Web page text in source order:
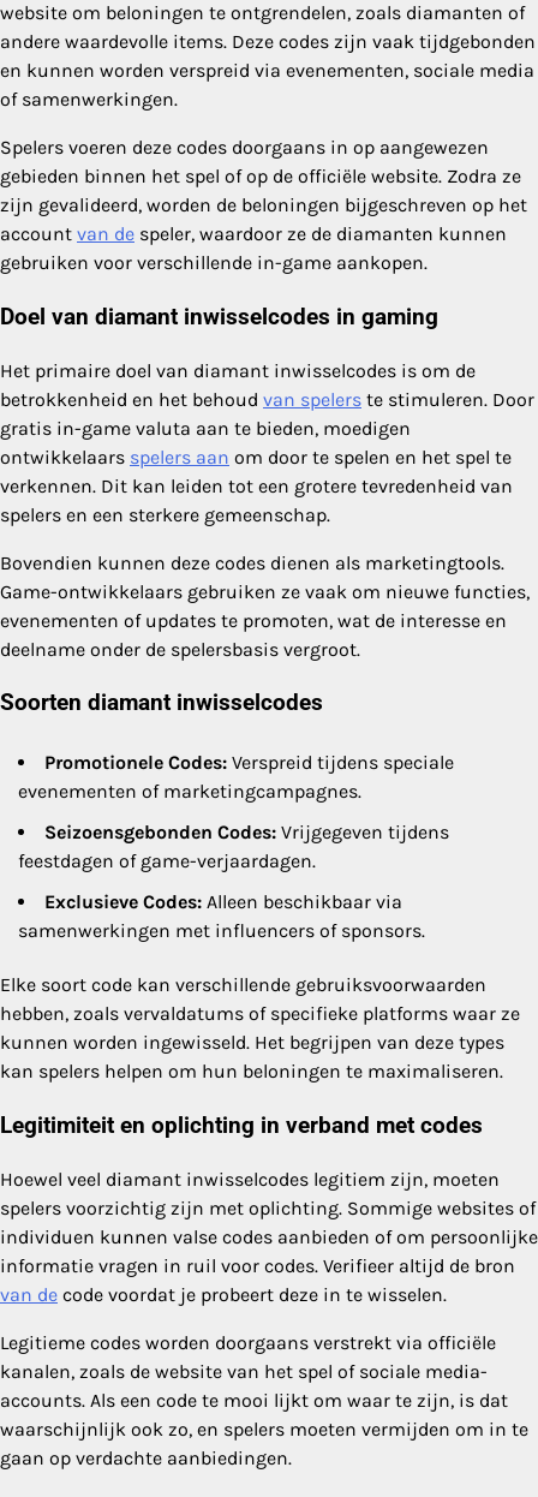
website om beloningen te ontgrendelen, zoals diamanten of
andere waardevolle items. Deze codes zijn vaak tijdgebonden
en kunnen worden verspreid via evenementen, sociale media
of samenwerkingen.
Spelers voeren deze codes doorgaans in op aangewezen
gebieden binnen het spel of op de officiële website. Zodra ze
zijn gevalideerd, worden de beloningen bijgeschreven op het
account van de speler, waardoor ze de diamanten kunnen
gebruiken voor verschillende in-game aankopen.
Doel van diamant inwisselcodes in gaming
Het primaire doel van diamant inwisselcodes is om de
betrokkenheid en het behoud van spelers te stimuleren. Door
gratis in-game valuta aan te bieden, moedigen
ontwikkelaars spelers aan om door te spelen en het spel te
verkennen. Dit kan leiden tot een grotere tevredenheid van
spelers en een sterkere gemeenschap.
Bovendien kunnen deze codes dienen als marketingtools.
Game-ontwikkelaars gebruiken ze vaak om nieuwe functies,
evenementen of updates te promoten, wat de interesse en
deelname onder de spelersbasis vergroot.
Soorten diamant inwisselcodes
Promotionele Codes: Verspreid tijdens speciale
evenementen of marketingcampagnes.
Seizoensgebonden Codes: Vrijgegeven tijdens
feestdagen of game-verjaardagen.
Exclusieve Codes: Alleen beschikbaar via
samenwerkingen met influencers of sponsors.
Elke soort code kan verschillende gebruiksvoorwaarden
hebben, zoals vervaldatums of specifieke platforms waar ze
kunnen worden ingewisseld. Het begrijpen van deze types
kan spelers helpen om hun beloningen te maximaliseren.
Legitimiteit en oplichting in verband met codes
Hoewel veel diamant inwisselcodes legitiem zijn, moeten
spelers voorzichtig zijn met oplichting. Sommige websites of
individuen kunnen valse codes aanbieden of om persoonlijke
informatie vragen in ruil voor codes. Verifieer altijd de bron
van de code voordat je probeert deze in te wisselen.
Legitieme codes worden doorgaans verstrekt via officiële
kanalen, zoals de website van het spel of sociale media-
accounts. Als een code te mooi lijkt om waar te zijn, is dat
waarschijnlijk ook zo, en spelers moeten vermijden om in te
gaan op verdachte aanbiedingen.